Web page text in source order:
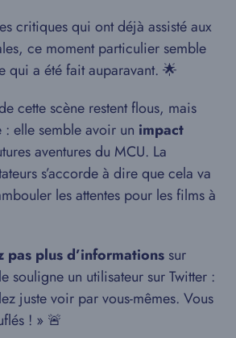
critiques qui ont déjà assisté aux
ce moment particulier semble
qui a été fait auparavant. 🌟
cette scène restent flous, mais
: elle semble avoir un impact
aventures du MCU. La
s’accorde à dire que cela va
les attentes pour les films à
pas plus d’informations sur
souligne un utilisateur sur Twitter :
juste voir par vous-mêmes. Vous
! » 🚨